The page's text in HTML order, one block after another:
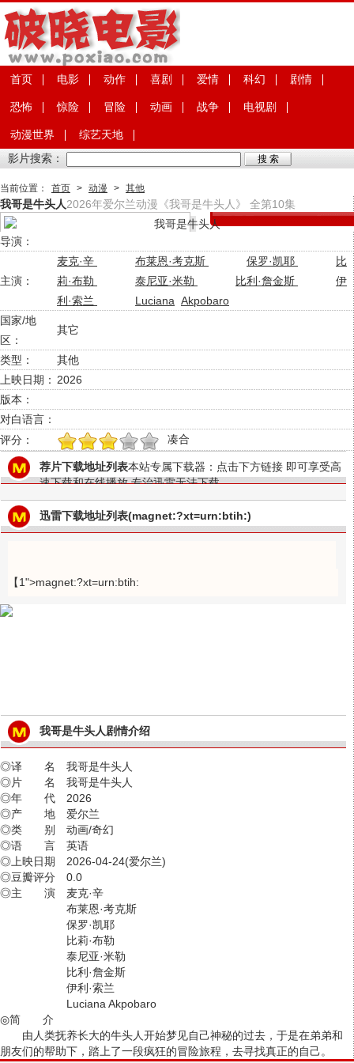
首页 电影 动作 喜剧 爱情 科幻 剧情
恐怖 惊险 冒险 动画 战争 电视剧
动漫世界
综艺天地
影片搜索：
当前位置： 首页 > 动漫 > 其他
我哥是牛头人2026年爱尔兰动漫《我哥是牛头人》 全第10集
导演：
主演：
麦克·辛 布莱恩·考克斯 保罗·凯耶
比
莉·布勒
泰尼亚·米勒 比利·詹金斯
伊
利·索兰
Luciana Akpobaro
国家/地
区：
其它
类型：
其他
上映日期： 2026
版本：
对白语言：
评分：
1 3 4 5 凑合
荐片下载地址列表本站专属下载器：点击下方链接 即可享受高
速下载和在线播放 专治迅雷无法下载
迅雷下载地址列表(magnet:?xt=urn:btih:)
【1">magnet:?xt=urn:btih:
我哥是牛头人剧情介绍
◎译 名 我哥是牛头人
◎片 名 我哥是牛头人
◎年 代 2026
◎产 地 爱尔兰
◎类 别 动画/奇幻
◎语 言 英语
◎上映日期 2026-04-24(爱尔兰)
◎豆瓣评分 0.0
◎主 演 麦克·辛
布莱恩·考克斯
保罗·凯耶
比莉·布勒
泰尼亚·米勒
比利·詹金斯
伊利·索兰
Luciana Akpobaro
◎简 介
由人类抚养长大的牛头人开始梦见自己神秘的过去，于是在弟弟和
朋友们的帮助下，踏上了一段疯狂的冒险旅程，去寻找真正的自己。